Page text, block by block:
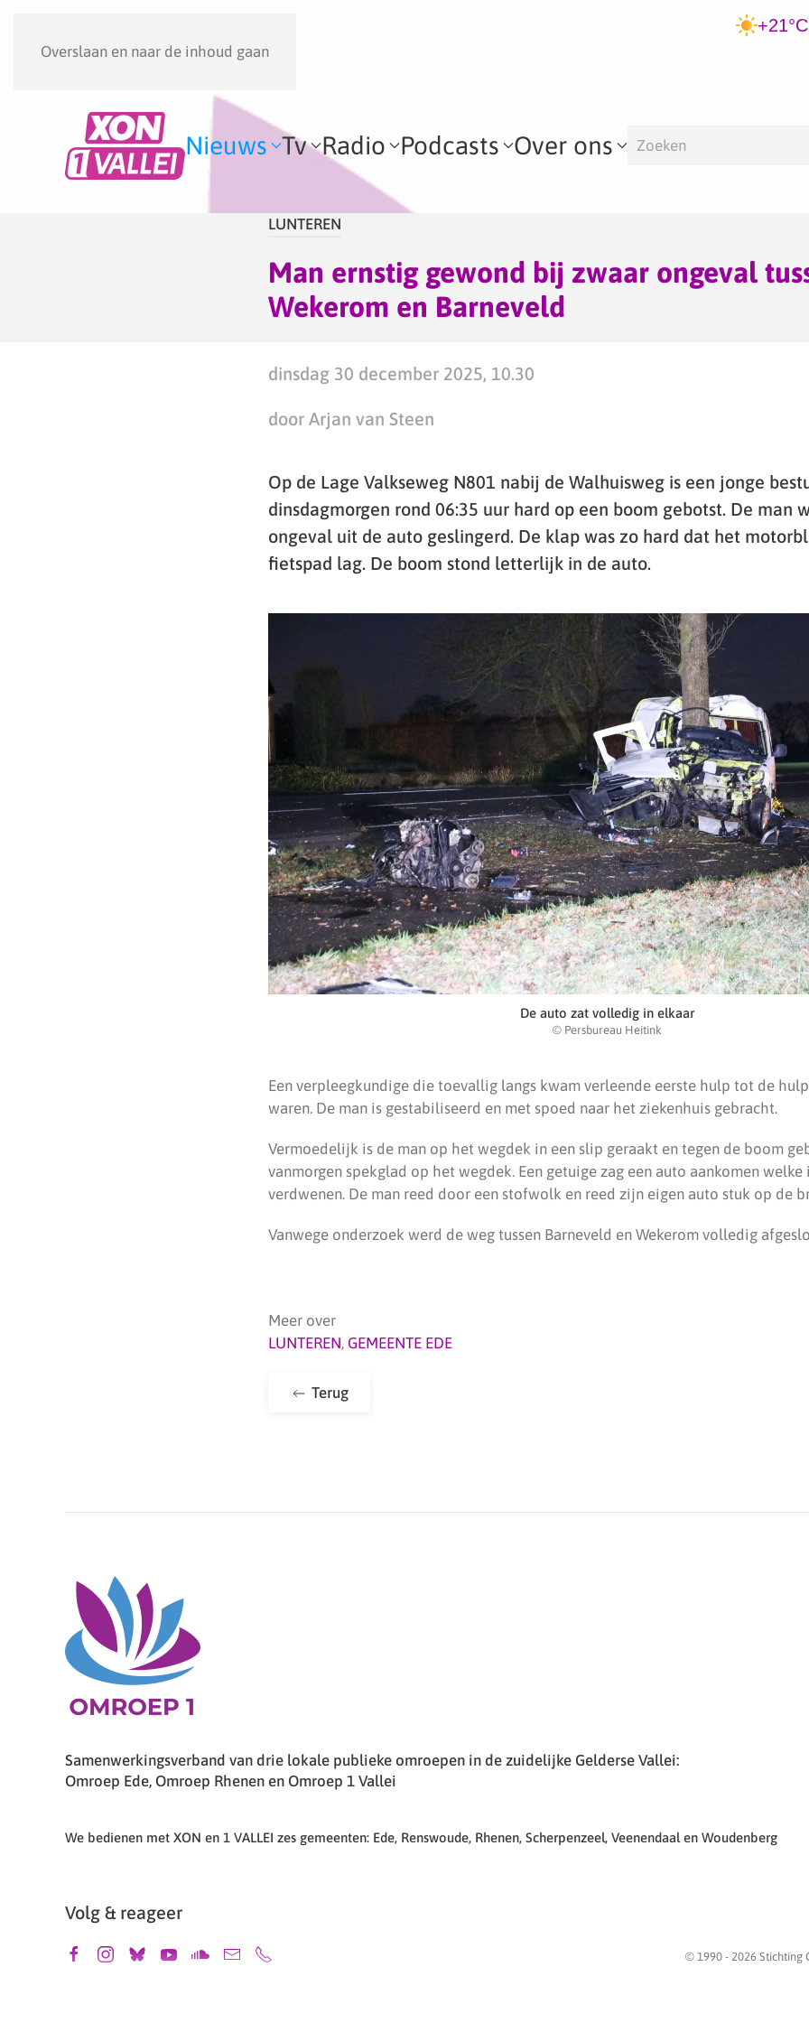
Overslaan en naar de inhoud gaan
+21°C
Nieuws Tv Radio Podcasts Over ons
LUNTEREN
Man ernstig gewond bij zwaar ongeval
Wekerom en Barneveld
dinsdag 30 december 2025, 10.30
door Arjan van Steen
Op de Lage Valkseweg N801 nabij de Walhuisweg is een jonge
dinsdagmorgen rond 06:35 uur hard op een boom gebotst. De man
ongeval uit de auto geslingerd. De klap was zo hard dat het
fietspad lag. De boom stond letterlijk in de auto.
De auto zat volledig in elkaar
© Persbureau Heitink
Een verpleegkundige die toevallig langs kwam verleende eerste hulp tot de
waren. De man is gestabiliseerd en met spoed naar het ziekenhuis gebracht.
Vermoedelijk is de man op het wegdek in een slip geraakt en tegen de boom
vanmorgen spekglad op het wegdek. Een getuige zag een auto aankomen welke
verdwenen. De man reed door een stofwolk en reed zijn eigen auto stuk op de
Vanwege onderzoek werd de weg tussen Barneveld en Wekerom volledig
Meer over
LUNTEREN, GEMEENTE EDE
Terug
Samenwerkingsverband van drie lokale publieke omroepen in de zuidelijke Gelderse Vallei:
Omroep Ede, Omroep Rhenen en Omroep 1 Vallei
We bedienen met XON en 1 VALLEI zes gemeenten: Ede, Renswoude, Rhenen, Scherpenzeel, Veenendaal en Woudenberg
Volg & reageer
© 1990 - 2026 Stichting